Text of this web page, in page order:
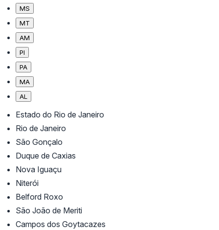
MS
MT
AM
PI
PA
MA
AL
Estado do Rio de Janeiro
Rio de Janeiro
São Gonçalo
Duque de Caxias
Nova Iguaçu
Niterói
Belford Roxo
São João de Meriti
Campos dos Goytacazes